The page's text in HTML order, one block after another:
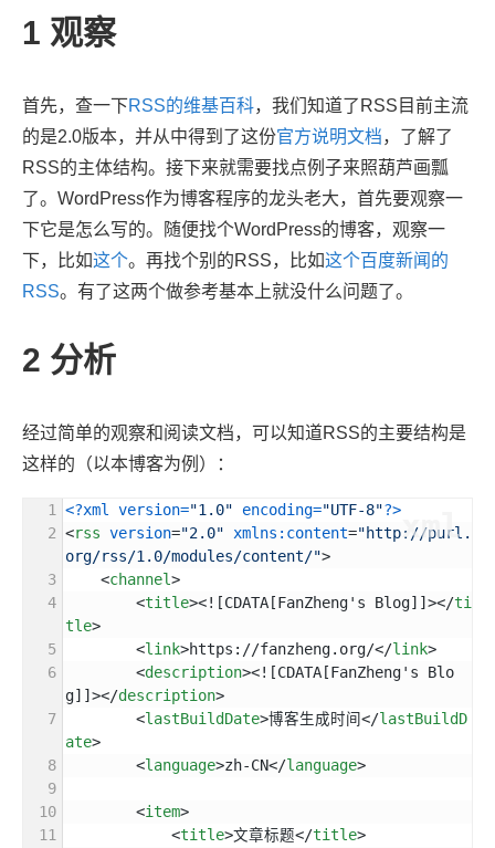
1 观察
首先，查一下RSS的维基百科，我们知道了RSS目前主流
的是2.0版本，并从中得到了这份官方说明文档，了解了
RSS的主体结构。接下来就需要找点例子来照葫芦画瓢
了。WordPress作为博客程序的龙头老大，首先要观察一
下它是怎么写的。随便找个WordPress的博客，观察一
下，比如这个。再找个别的RSS，比如这个百度新闻的
RSS。有了这两个做参考基本上就没什么问题了。
2 分析
经过简单的观察和阅读文档，可以知道RSS的主要结构是
这样的（以本博客为例）：
<?xml version="1.0" encoding="UTF-8"?>
<rss version="2.0" xmlns:content="http://purl.
org/rss/1.0/modules/content/">
<channel>
<title><![CDATA[FanZheng's Blog]]></ti
tle>
<link>https://fanzheng.org/</link>
<description><![CDATA[FanZheng's Blo
g]]></description>
<lastBuildDate>博客生成时间</lastBuildD
ate>
<language>zh-CN</language>
<item>
<title>文章标题</title>
xml